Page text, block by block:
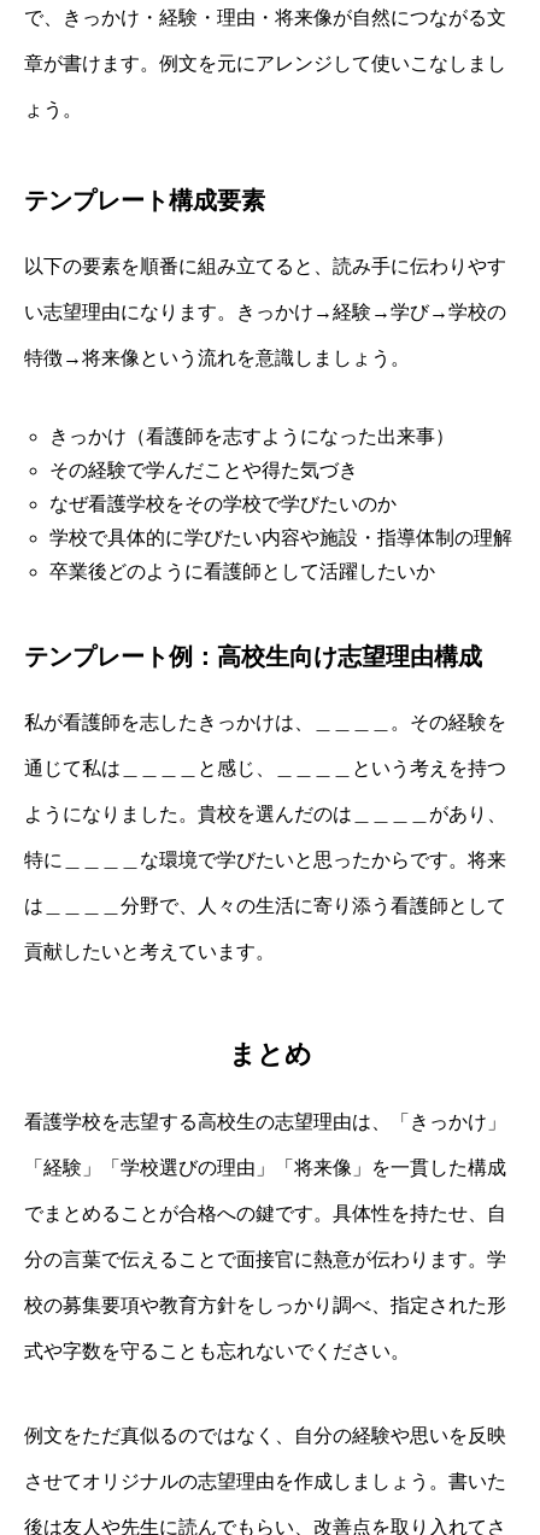
で、きっかけ・経験・理由・将来像が自然につながる文
章が書けます。例文を元にアレンジして使いこなしまし
ょう。
テンプレート構成要素
以下の要素を順番に組み立てると、読み手に伝わりやす
い志望理由になります。きっかけ→経験→学び→学校の
特徴→将来像という流れを意識しましょう。
きっかけ（看護師を志すようになった出来事）
その経験で学んだことや得た気づき
なぜ看護学校をその学校で学びたいのか
学校で具体的に学びたい内容や施設・指導体制の理解
卒業後どのように看護師として活躍したいか
テンプレート例：高校生向け志望理由構成
私が看護師を志したきっかけは、＿＿＿＿。その経験を
通じて私は＿＿＿＿と感じ、＿＿＿＿という考えを持つ
ようになりました。貴校を選んだのは＿＿＿＿があり、
特に＿＿＿＿な環境で学びたいと思ったからです。将来
は＿＿＿＿分野で、人々の生活に寄り添う看護師として
貢献したいと考えています。
まとめ
看護学校を志望する高校生の志望理由は、「きっかけ」
「経験」「学校選びの理由」「将来像」を一貫した構成
でまとめることが合格への鍵です。具体性を持たせ、自
分の言葉で伝えることで面接官に熱意が伝わります。学
校の募集要項や教育方針をしっかり調べ、指定された形
式や字数を守ることも忘れないでください。
例文をただ真似るのではなく、自分の経験や思いを反映
させてオリジナルの志望理由を作成しましょう。書いた
後は友人や先生に読んでもらい、改善点を取り入れてさ